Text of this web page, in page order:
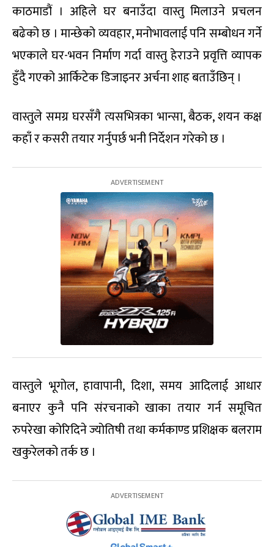
काठमाडौं । अहिले घर बनाउँदा वास्तु मिलाउने प्रचलन
बढेको छ । मान्छेको व्यवहार, मनोभावलाई पनि सम्बोधन गर्ने
भएकाले घर-भवन निर्माण गर्दा वास्तु हेराउने प्रवृत्ति व्यापक
हुँदै गएको आर्किटेक डिजाइनर अर्चना शाह बताउँछिन् ।
वास्तुले समग्र घरसँगै त्यसभित्रका भान्सा, बैठक, शयन कक्ष
कहाँ र कसरी तयार गर्नुपर्छ भनी निर्देशन गरेको छ ।
वास्तुले भूगोल, हावापानी, दिशा, समय आदिलाई आधार
बनाएर कुनै पनि संरचनाको खाका तयार गर्न समूचित
रुपरेखा कोरिदिने ज्योतिषी तथा कर्मकाण्ड प्रशिक्षक बलराम
खकुरेलको तर्क छ ।